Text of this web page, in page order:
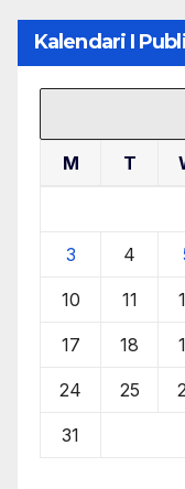
Kalendari I
M T
3 4
10 11
17 18
24 25
31